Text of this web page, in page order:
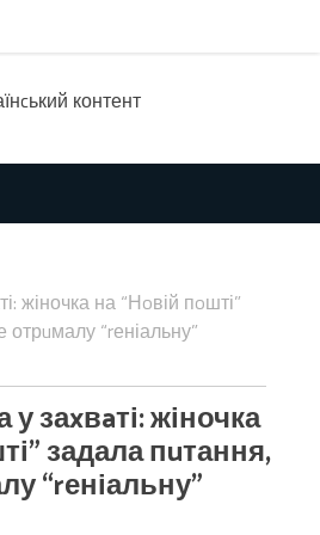
контент
жіночка на “Нoвій пoшті”
“rеніальну”
заxвaті: жіночка
задала пuтання,
“rеніальну”